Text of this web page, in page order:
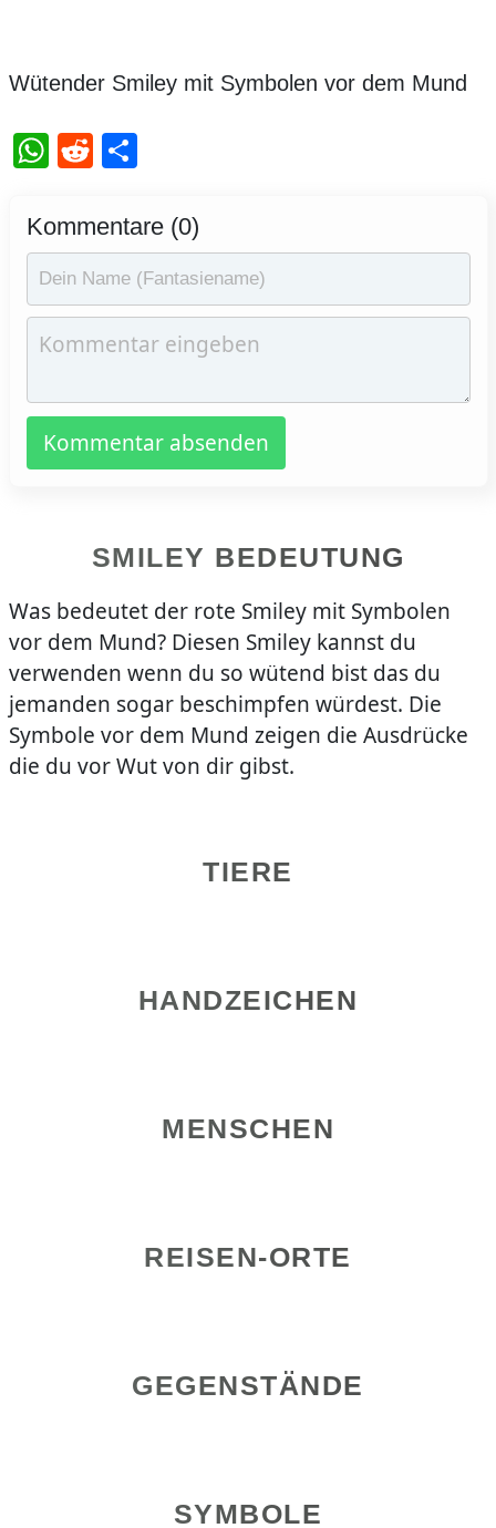
Wütender Smiley mit Symbolen vor dem Mund
WhatsApp
Reddit
Teilen
Kommentare (0)
Kommentar absenden
SMILEY BEDEUTUNG
Was bedeutet der rote Smiley mit Symbolen
vor dem Mund? Diesen Smiley kannst du
verwenden wenn du so wütend bist das du
jemanden sogar beschimpfen würdest. Die
Symbole vor dem Mund zeigen die Ausdrücke
die du vor Wut von dir gibst.
TIERE
HANDZEICHEN
MENSCHEN
REISEN-ORTE
GEGENSTÄNDE
SYMBOLE